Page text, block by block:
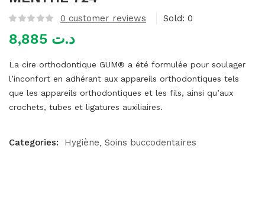
0 customer reviews Sold: 0
د.ت
La cire orthodontique GUM® a été formulée pour soulager
l’inconfort en adhérant aux appareils orthodontiques tels
que les appareils orthodontiques et les fils, ainsi qu’aux
crochets, tubes et ligatures auxiliaires.
Categories: Hygiène Soins buccodentaires